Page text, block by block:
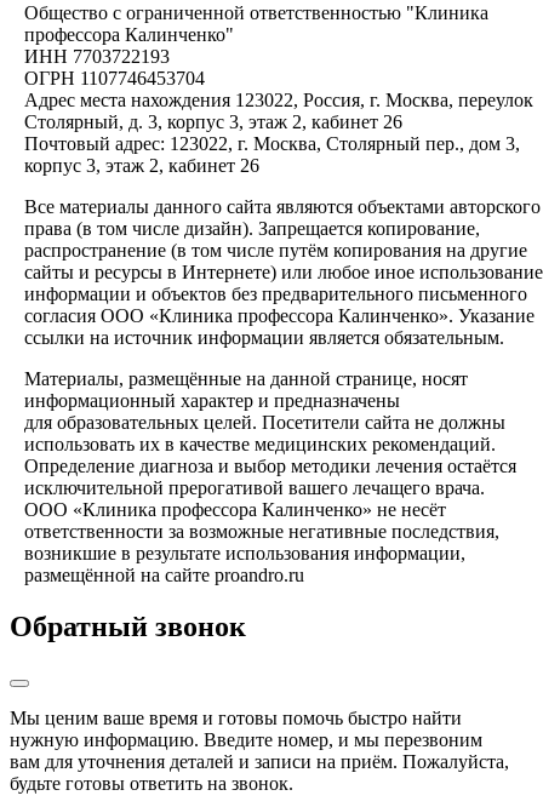
Общество с ограниченной ответственностью "Клиника
профессора Калинченко"
ИНН 7703722193
ОГРН 1107746453704
Адрес места нахождения 123022, Россия, г. Москва, переулок
Столярный, д. 3, корпус 3, этаж 2, кабинет 26
Почтовый адрес: 123022, г. Москва, Столярный пер., дом 3,
корпус 3, этаж 2, кабинет 26
Все материалы данного сайта являются объектами авторского
права (в том числе дизайн). Запрещается копирование,
распространение (в том числе путём копирования на другие
сайты и ресурсы в Интернете) или любое иное использование
информации и объектов без предварительного письменного
согласия ООО «Клиника профессора Калинченко». Указание
ссылки на источник информации является обязательным.
Материалы, размещённые на данной странице, носят
информационный характер и предназначены
для образовательных целей. Посетители сайта не должны
использовать их в качестве медицинских рекомендаций.
Определение диагноза и выбор методики лечения остаётся
исключительной прерогативой вашего лечащего врача.
ООО «Клиника профессора Калинченко» не несёт
ответственности за возможные негативные последствия,
возникшие в результате использования информации,
размещённой на сайте proandro.ru
Обратный звонок
Мы ценим ваше время и готовы помочь быстро найти
нужную информацию. Введите номер, и мы перезвоним
вам для уточнения деталей и записи на приём. Пожалуйста,
будьте готовы ответить на звонок.